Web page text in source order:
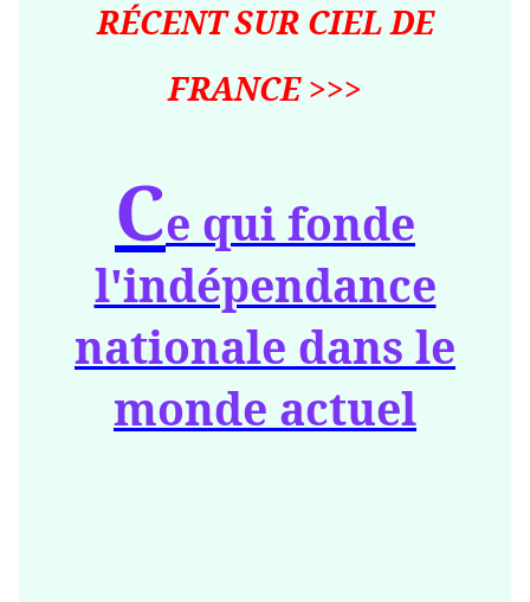
RÉCENT SUR CIEL DE
FRANCE >>>
Ce qui fonde
l'indépendance
nationale dans le
monde actuel